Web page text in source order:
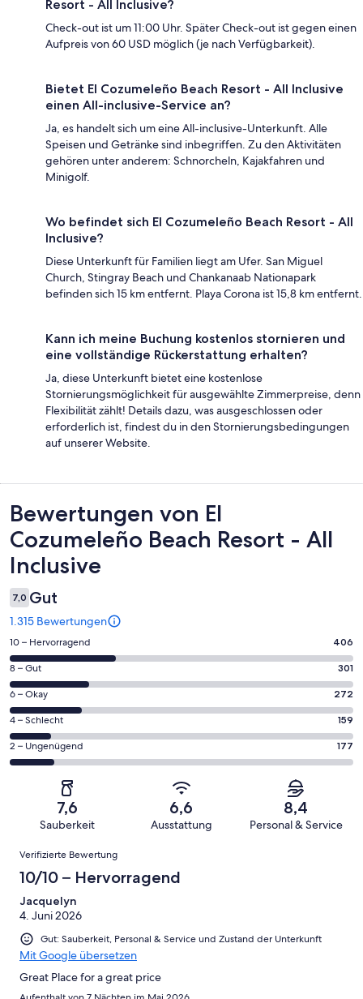
Resort - All Inclusive?
Check-out ist um 11:00 Uhr. Später Check-out ist gegen einen
Aufpreis von 60 USD möglich (je nach Verfügbarkeit).
Bietet El Cozumeleño Beach Resort - All Inclusive
einen All-inclusive-Service an?
Ja, es handelt sich um eine All-inclusive-Unterkunft. Alle
Speisen und Getränke sind inbegriffen. Zu den Aktivitäten
gehören unter anderem: Schnorcheln, Kajakfahren und
Minigolf.
Wo befindet sich El Cozumeleño Beach Resort - All
Inclusive?
Diese Unterkunft für Familien liegt am Ufer. San Miguel
Church, Stingray Beach und Chankanaab Nationapark
befinden sich 15 km entfernt. Playa Corona ist 15,8 km entfernt.
Kann ich meine Buchung kostenlos stornieren und
eine vollständige Rückerstattung erhalten?
Ja, diese Unterkunft bietet eine kostenlose
Stornierungsmöglichkeit für ausgewählte Zimmerpreise, denn
Flexibilität zählt! Details dazu, was ausgeschlossen oder
erforderlich ist, findest du in den Stornierungsbedingungen
auf unserer Website.
Bewertungen
Bewertungen von El
Cozumeleño Beach Resort - All
Inclusive
7,0 Gut
1.315 Bewertungen
406
von
insgesamt
1315
Gästebewertungen
haben
eine
Bewertung
Hervorragend
10 – Hervorragend 406
301
von
insgesamt
1315
Gästebewertungen
haben
eine
Bewertung
Gut
8 – Gut 301
272
von
insgesamt
1315
Gästebewertungen
Bewertung
Okay
6 – Okay 272
159
von
insgesamt
Gästebewertungen
von
Schlecht
4 – Schlecht 159
177
von
insgesamt
Gästebewertungen
haben
eine
von
Ungenügend
2 – Ungenügend 177
7,6
Sauberkeit
6,6
Ausstattung
8,4
Personal & Service
Bewertungen
Verifizierte Bewertung
10/10 – Hervorragend
Jacquelyn
4. Juni 2026
Gut: Sauberkeit, Personal & Service und Zustand der Unterkunft
Mit Google übersetzen
Great Place for a great price